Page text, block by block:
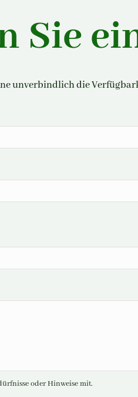
Sie
unverbindlich die
oder Hinweise mit.